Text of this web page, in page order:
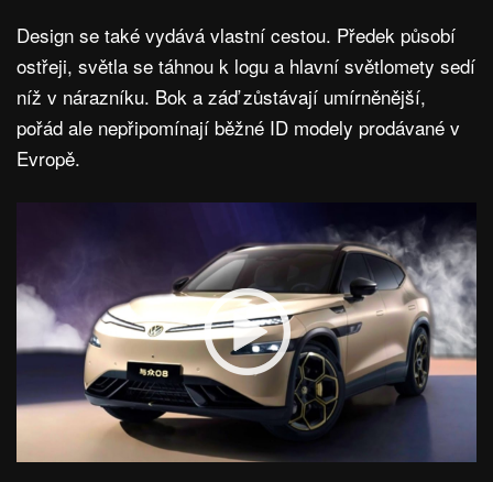
Design se také vydává vlastní cestou. Předek působí
ostřeji, světla se táhnou k logu a hlavní světlomety sedí
níž v nárazníku. Bok a záď zůstávají umírněnější,
pořád ale nepřipomínají běžné ID modely prodávané v
Evropě.